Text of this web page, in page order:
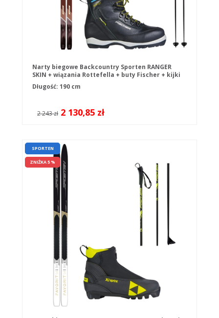
Narty biegowe Backcountry Sporten RANGER
SKIN + wiązania Rottefella + buty Fischer + kijki
Długość: 190 cm
2 243 zł 2 130,85 zł
SPORTEN
ZNIŻKA 5 %